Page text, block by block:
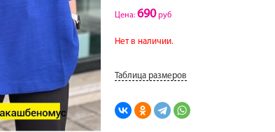
Цена: 690руб
Нет в наличии.
Таблица размеров